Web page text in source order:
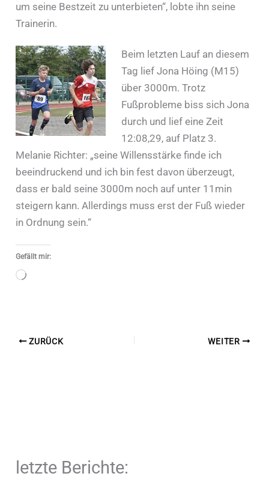
letzte Berichte:
um seine Bestzeit zu unterbieten“, lobte ihn seine
Trainerin.
Beim letzten Lauf an diesem
Tag lief Jona Höing (M15)
über 3000m. Trotz
Fußprobleme biss sich Jona
durch und lief eine Zeit
12:08,29, auf Platz 3.
Melanie Richter: „seine Willensstärke finde ich
beeindruckend und ich bin fest davon überzeugt,
dass er bald seine 3000m noch auf unter 11min
steigern kann. Allerdings muss erst der Fuß wieder
in Ordnung sein.“
Gefällt mir:
Wird
ZURÜCK WEITER